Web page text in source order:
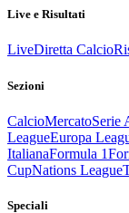
Live e Risultati
LiveDiretta Calcio
Sezioni
CalcioMercatoSerie
LeagueEuropa
ItalianaFormula 1
CupNations League
Speciali